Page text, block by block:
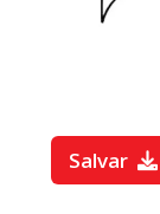
Salvar